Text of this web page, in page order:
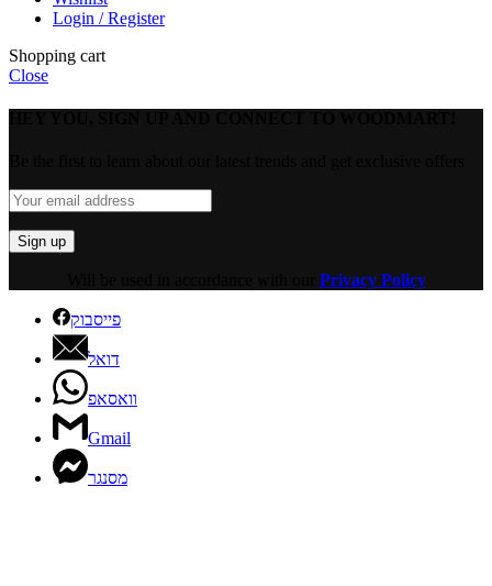
Login / Register
Shopping cart
Close
Privacy Policy
פייסבוק
דואל
וואסאפ
Gmail
מסנגר